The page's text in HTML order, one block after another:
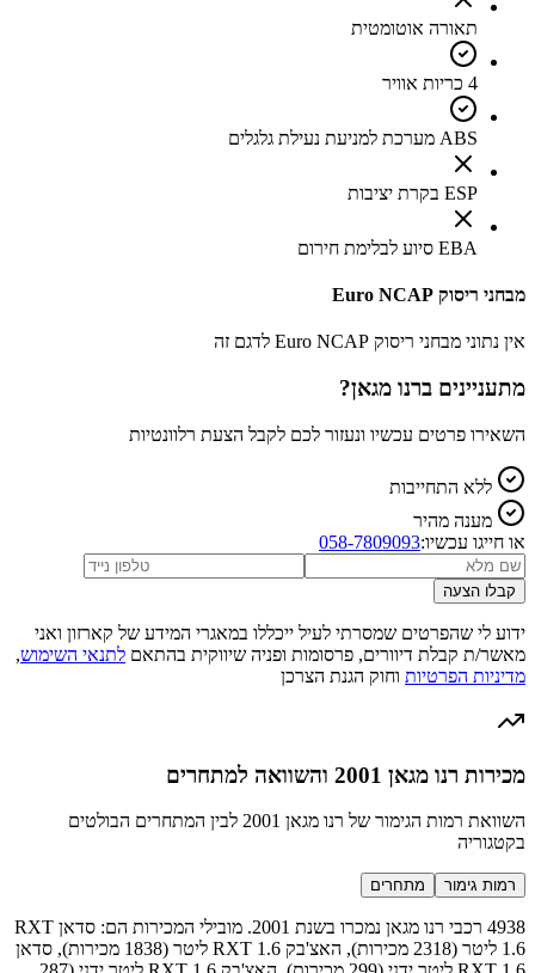
תאורה אוטומטית
4 כריות אוויר
ABS מערכת למניעת נעילת גלגלים
ESP בקרת יציבות
EBA סיוע לבלימת חירום
מבחני ריסוק Euro NCAP
אין נתוני מבחני ריסוק Euro NCAP לדגם זה
מתעניינים ברנו מגאן?
השאירו פרטים עכשיו ונעזור לכם לקבל הצעת רלוונטיות
ללא התחייבות
מענה מהיר
או חייגו עכשיו:058-7809093
קבלו הצעה
ידוע לי שהפרטים שמסרתי לעיל ייכללו במאגרי המידע של קארזון ואני
מאשר/ת קבלת דיוורים, פרסומות ופניה שיווקית בהתאם לתנאי השימוש,
מדיניות הפרטיות וחוק הגנת הצרכן
מכירות רנו מגאן 2001 והשוואה למתחרים
השוואת רמות הגימור של רנו מגאן 2001 לבין המתחרים הבולטים
בקטגוריה
רמות גימור מתחרים
4938 רכבי רנו מגאן נמכרו בשנת 2001. מובילי המכירות הם: סדאן RXT
1.6 ליטר (2318 מכירות), האצ'בק RXT 1.6 ליטר (1838 מכירות), סדאן